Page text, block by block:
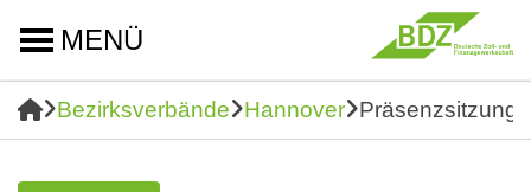
MENÜ
Bezirksverbände Hannover Präsenzsitzung